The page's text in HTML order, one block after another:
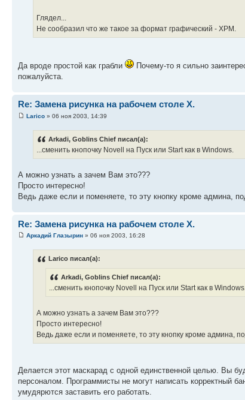
Глядел...
Не сообразил что же такое за формат графический - XPM.
Да вроде простой как грабли
Почему-то я сильно
пожалуйста.
Re: Замена рисунка на рабочем столе X.
Larico » 06 ноя 2003, 14:39
Arkadi, Goblins Chief писал(а):
...сменить кнопочку Novell на Пуск или Start как в Windows.
А можно узнать а зачем Вам это???
Просто интересно!
Ведь даже если и поменяете, то эту кнопку кроме админа,
Re: Замена рисунка на рабочем столе X.
Аркадий Глазырин » 06 ноя 2003, 16:28
Larico писал(а):
Arkadi, Goblins Chief писал(а):
...сменить кнопочку Novell на Пуск или Start как в Windows.
А можно узнать а зачем Вам это???
Просто интересно!
Ведь даже если и поменяете, то эту кнопку кроме админа,
Делается этот маскарад с одной единственной целью. Вы
персоналом. Программисты не могут написать корректный
умудярются заставить его работать.